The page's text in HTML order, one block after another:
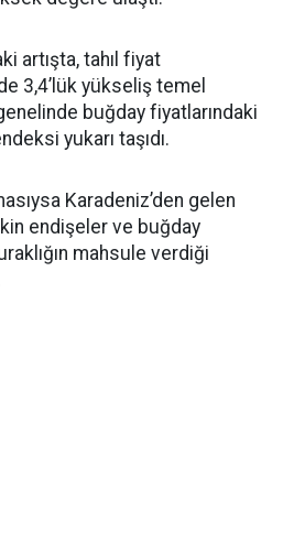
artışta, tahıl fiyat
3,4’lük yükseliş temel
buğday fiyatlarındaki
yukarı taşıdı.
Karadeniz’den gelen
endişeler ve buğday
mahsule verdiği